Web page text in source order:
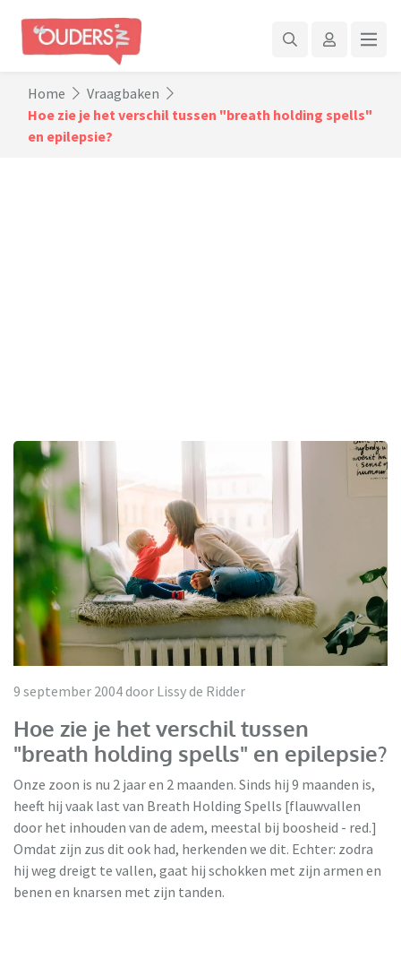
Home
Vraagbaken
Hoe zie je het verschil tussen "breath holding spells"
en epilepsie?
9 september 2004 door Lissy de Ridder
Hoe zie je het verschil tussen
"breath holding spells" en epilepsie?
Onze zoon is nu 2 jaar en 2 maanden. Sinds hij 9 maanden is,
heeft hij vaak last van Breath Holding Spells [flauwvallen
door het inhouden van de adem, meestal bij boosheid - red.]
Omdat zijn zus dit ook had, herkenden we dit. Echter: zodra
hij weg dreigt te vallen, gaat hij schokken met zijn armen en
benen en knarsen met zijn tanden.